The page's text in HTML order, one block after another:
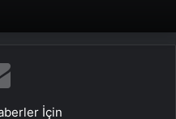
İçin